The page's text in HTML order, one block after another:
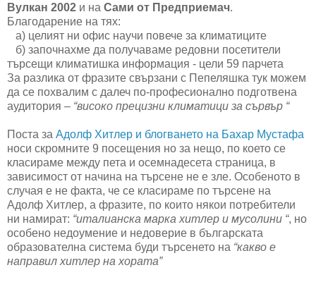
Вулкан 2002 и на Сами от Предприемач.
Благодарение на тях:
а) целият ни офис научи повече за климатиците
б) започнахме да получаваме редовни посетители
търсещи климатишка информация - цели 59 парчета
За разлика от фразите свързани с Пепеляшка тук можем
да се похвалим с далеч по-професионално подготвена
аудитория – “високо прецизни климатици за сървър “
Поста за Адолф Хитлер и блогването на Бахар Мустафа
носи скромните 9 посещения но за нещо, по което се
класираме между пета и осемнадесета страница, в
зависимост от начина на търсене не е зле. Особеното в
случая е не факта, че се класираме по търсене на
Адолф Хитлер, а фразите, по които някои потребители
ни намират: “италианска марка хитлер и мусолини “, но
особено недоумение и недоверие в българската
образователна система буди търсенето на “какво е
направил хитлер на хората”